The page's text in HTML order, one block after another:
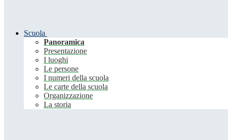
Scuola
Panoramica
Presentazione
I luoghi
Le persone
I numeri della scuola
Le carte della scuola
Organizzazione
La storia